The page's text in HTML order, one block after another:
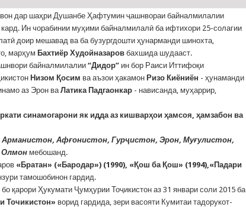
дар шаҳри Душанбе Ҳафтумин ҷашнвораи байналмилалии
кард. Ин чорабинии муҳими байналмилалӣ ба ифтихори 25-солагии
доир мешавад ва ба бузургдошти ҳунарманди шинохта,
марҳум Бахтиёр Худойназаровбахшида шудааст.
байналмилалии “Дидор”ин бор Раиси Иттифоқи
Низом Қосим ва аъзои ҳакамон Ризо Киёниён - ҳунаманди
аз Эрон ва Латика Падгаонкар- нависанда, муҳаррир,
синамогарони як идда аз кишварҳои ҳамсоя , ҳамзабон ва
Арманистон, Афғонистон, Гурҷистон, Эрон, Муғулистон,
Олмонмебошанд.
«Братан» («Бародар») (1990), «Қош баҚош» (1994), «Падари
тамошобинон гардид.
қарори Ҳукумати Ҷумҳурии Тоҷикистон аз 31 январи соли 2015 ба
Точикистон» ворид гардида, зери васояти Кумитаи тадорукот-